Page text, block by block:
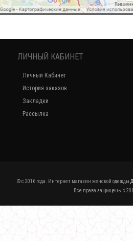
ЛИЧНЫЙ КАБИНЕТ
Личный Кабинет
История заказов
Закладки
Рассылка
© c 2016 года. Интернет магазин женской одежды
Все права защищены c